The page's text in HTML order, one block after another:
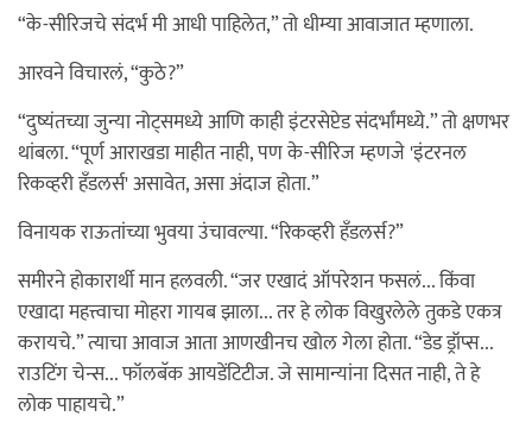
“के-सीरिजचे संदर्भ मी आधी पाहिलेत,” तो धीम्या आवाजात म्हणाला.
आरवने विचारलं, “कुठे?”
“दुष्यंतच्या जुन्या नोट्समध्ये आणि काही इंटरसेप्टेड संदर्भांमध्ये.” तो क्षणभर
थांबला. “पूर्ण आराखडा माहीत नाही, पण के-सीरिज म्हणजे 'इंटरनल
रिकव्हरी हँडलर्स' असावेत, असा अंदाज होता.”
विनायक राऊतांच्या भुवया उंचावल्या. “रिकव्हरी हँडलर्स?”
समीरने होकारार्थी मान हलवली. “जर एखादं ऑपरेशन फसलं... किंवा
एखादा महत्त्वाचा मोहरा गायब झाला... तर हे लोक विखुरलेले तुकडे एकत्र
करायचे.” त्याचा आवाज आता आणखीनच खोल गेला होता. “डेड ड्रॉप्स...
राउटिंग चेन्स... फॉलबॅक आयडेंटिटीज. जे सामान्यांना दिसत नाही, ते हे
लोक पाहायचे.”